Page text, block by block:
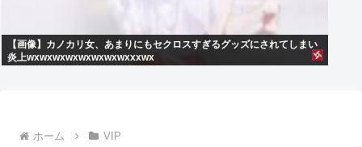
【画像】カノカリ女、あまりにもセクロスすぎるグッズにされてしまい
炎上wxwxwxwxwxwxwxwxxxwx
ホーム VIP